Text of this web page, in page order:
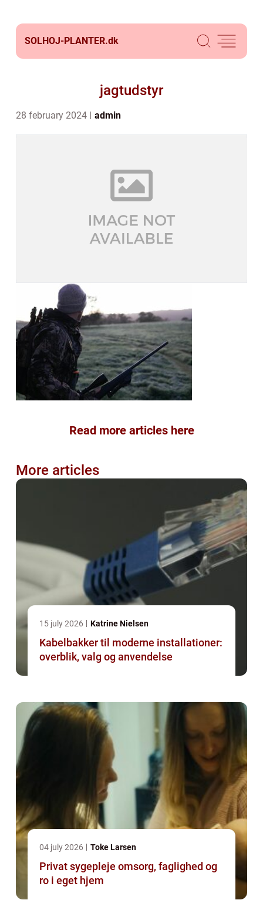
SOLHOJ-PLANTER.dk
jagtudstyr
28 february 2024 admin
Read more articles here
More articles
15 july 2026 Katrine Nielsen
Kabelbakker til moderne installationer:
overblik, valg og anvendelse
04 july 2026 Toke Larsen
Privat sygepleje omsorg, faglighed og
ro i eget hjem